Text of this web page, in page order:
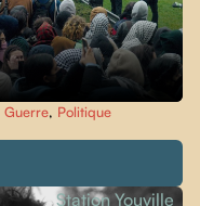
Guerre, Politique
Station Youville